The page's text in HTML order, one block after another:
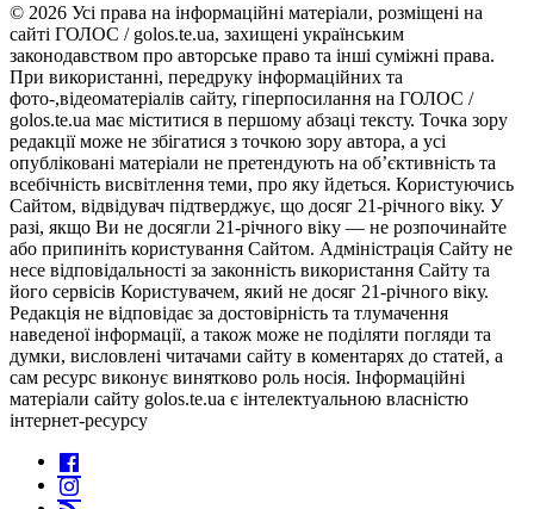
© 2026 Усі права на інформаційні матеріали, розміщені на
сайті ГОЛОС / golos.te.ua, захищені українським
законодавством про авторське право та інші суміжні права.
При використанні, передруку інформаційних та
фото-,відеоматеріалів сайту, гіперпосилання на ГОЛОС /
golos.te.ua має міститися в першому абзаці тексту. Точка зору
редакції може не збігатися з точкою зору автора, а усі
опубліковані матеріали не претендують на об’єктивність та
всебічність висвітлення теми, про яку йдеться. Користуючись
Сайтом, відвідувач підтверджує, що досяг 21-річного віку. У
разі, якщо Ви не досягли 21-річного віку — не розпочинайте
або припиніть користування Сайтом. Адміністрація Сайту не
несе відповідальності за законність використання Сайту та
його сервісів Користувачем, який не досяг 21-річного віку.
Редакція не відповідає за достовірність та тлумачення
наведеної інформації, а також може не поділяти погляди та
думки, висловлені читачами сайту в коментарях до статей, а
сам ресурс виконує винятково роль носія. Інформаційні
матеріали сайту golos.te.ua є інтелектуальною власністю
інтернет-ресурсу